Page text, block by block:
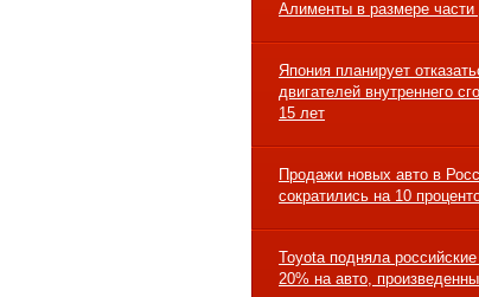
Алименты в размере части
Япония планирует
двигателей внутреннего
15 лет
Продажи новых авто в
сократились на 10
Toyota подняла
20% на авто,